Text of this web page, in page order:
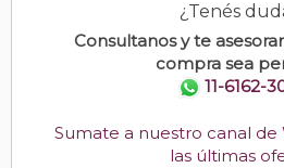
¿Tenés
Consultanos y te
compra sea
11-6162-
Sumate a nuestro canal
las últimas